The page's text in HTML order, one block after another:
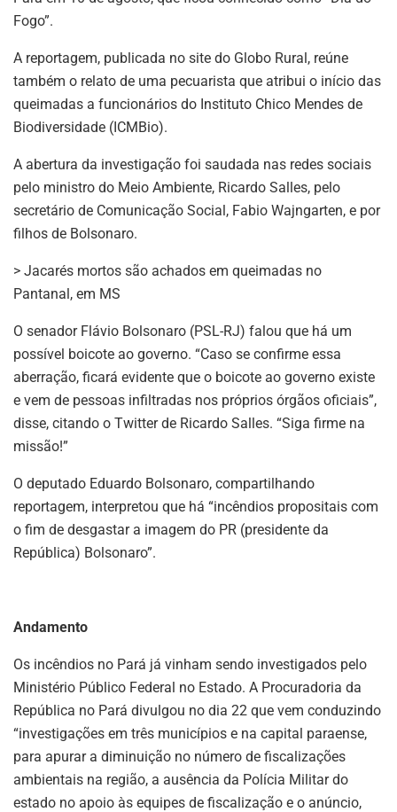
Fogo”.
A reportagem, publicada no site do Globo Rural, reúne
também o relato de uma pecuarista que atribui o início das
queimadas a funcionários do Instituto Chico Mendes de
Biodiversidade (ICMBio).
A abertura da investigação foi saudada nas redes sociais
pelo ministro do Meio Ambiente, Ricardo Salles, pelo
secretário de Comunicação Social, Fabio Wajngarten, e por
filhos de Bolsonaro.
> Jacarés mortos são achados em queimadas no
Pantanal, em MS
O senador Flávio Bolsonaro (PSL-RJ) falou que há um
possível boicote ao governo. “Caso se confirme essa
aberração, ficará evidente que o boicote ao governo existe
e vem de pessoas infiltradas nos próprios órgãos oficiais”,
disse, citando o Twitter de Ricardo Salles. “Siga firme na
missão!”
O deputado Eduardo Bolsonaro, compartilhando
reportagem, interpretou que há “incêndios propositais com
o fim de desgastar a imagem do PR (presidente da
República) Bolsonaro”.
Andamento
Os incêndios no Pará já vinham sendo investigados pelo
Ministério Público Federal no Estado. A Procuradoria da
República no Pará divulgou no dia 22 que vem conduzindo
“investigações em três municípios e na capital paraense,
para apurar a diminuição no número de fiscalizações
ambientais na região, a ausência da Polícia Militar do
estado no apoio às equipes de fiscalização e o anúncio,